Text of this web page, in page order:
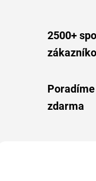
2500+
zdarma